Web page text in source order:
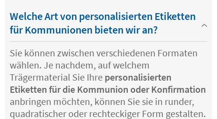
Welche Art von personalisierten Etiketten
für Kommunionen bieten wir an?
Sie können zwischen verschiedenen Formaten
wählen. Je nachdem, auf welchem
Trägermaterial Sie Ihre personalisierten
Etiketten für die Kommunion oder Konfirmation
anbringen möchten, können Sie sie in runder,
quadratischer oder rechteckiger Form gestalten.